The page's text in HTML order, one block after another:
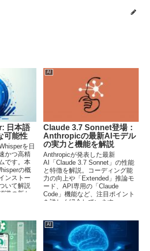
日本語
可能性
を日
かつ高精
です。本
の概
ンストー
いて解説
識の新た
AI
Claude 3.7 Sonnet登場：
Anthropicの最新AIモデル
の実力と機能を解説
Anthropicが発表した最新
AI「Claude 3.7 Sonnet」の性能
と特徴を解説。コーディング能
力の向上や「Extended」推論モ
ード、API専用の「Claude
Code」機能など、注目ポイント
を詳しく紹介しています。
AI